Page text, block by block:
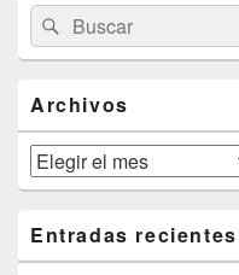
área
de
widget
lateral
primaria
Buscar
por:
Buscar
Archivos
Archivos
Entradas recientes